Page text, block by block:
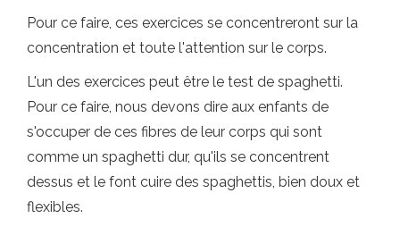
Pour ce faire, ces exercices se concentreront sur la
concentration et toute l'attention sur le corps.
L'un des exercices peut être le test de spaghetti.
Pour ce faire, nous devons dire aux enfants de
s'occuper de ces fibres de leur corps qui sont
comme un spaghetti dur, qu'ils se concentrent
dessus et le font cuire des spaghettis, bien doux et
flexibles.